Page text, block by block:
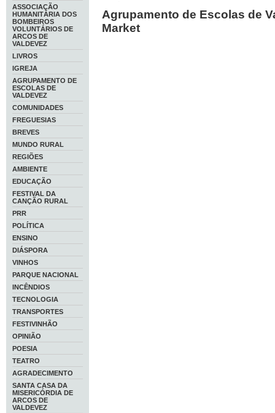
ASSOCIAÇÃO
HUMANITÁRIA DOS
BOMBEIROS
VOLUNTÁRIOS DE
ARCOS DE
VALDEVEZ
LIVROS
IGREJA
AGRUPAMENTO DE
ESCOLAS DE
VALDEVEZ
COMUNIDADES
FREGUESIAS
BREVES
MUNDO RURAL
REGIÕES
AMBIENTE
EDUCAÇÃO
FESTIVAL DA
CANÇÃO RURAL
PRR
POLÍTICA
ENSINO
DIÁSPORA
VINHOS
PARQUE NACIONAL
INCÊNDIOS
TECNOLOGIA
TRANSPORTES
FESTIVINHÃO
OPINIÃO
POESIA
TEATRO
AGRADECIMENTO
SANTA CASA DA
MISERICÓRDIA DE
ARCOS DE
VALDEVEZ
Agrupamento de Escolas de
Market